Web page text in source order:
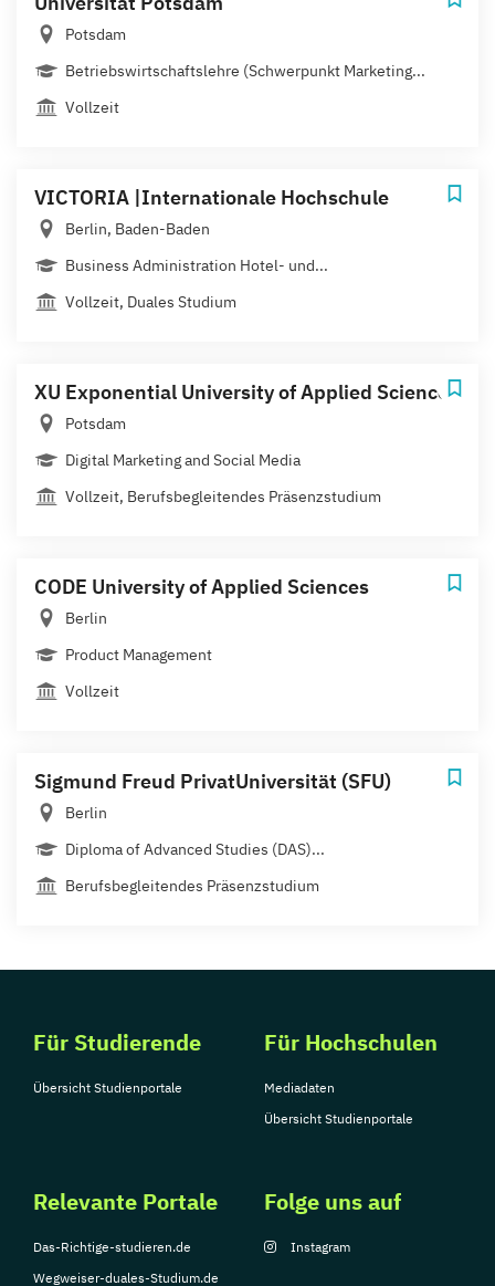
Potsdam
Betriebswirtschaftslehre (Schwerpunkt Marketing...
Vollzeit
VICTORIA |Internationale Hochschule
Berlin, Baden-Baden
Business Administration Hotel- und...
Vollzeit, Duales Studium
XU Exponential University of Applied Sciences
Potsdam
Digital Marketing and Social Media
Vollzeit, Berufsbegleitendes Präsenzstudium
CODE University of Applied Sciences
Berlin
Product Management
Vollzeit
Sigmund Freud PrivatUniversität (SFU)
Berlin
Diploma of Advanced Studies (DAS)...
Berufsbegleitendes Präsenzstudium
Für Studierende
Übersicht Studienportale
Für Hochschulen
Mediadaten
Übersicht Studienportale
Relevante Portale
Das-Richtige-studieren.de
Wegweiser-duales-Studium.de
Folge uns auf
Instagram